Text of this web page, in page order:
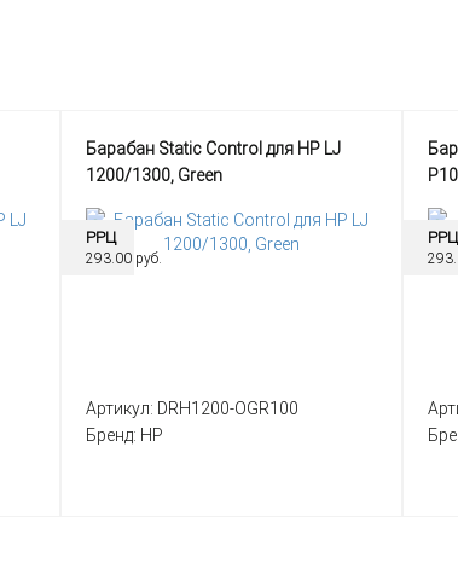
РРЦ
293.00 руб.
Барабан Static Control для HP LJ
1200/1300, Green
Артикул: DRH1200-OGR100
Бренд: HP
РРЦ